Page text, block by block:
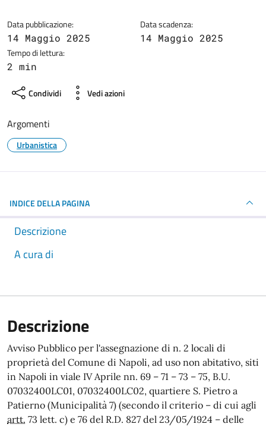
Data pubblicazione:
14 Maggio 2025
Data scadenza:
14 Maggio 2025
Tempo di lettura:
2 min
Condividi Vedi azioni
Argomenti
Urbanistica
INDICE DELLA PAGINA
Descrizione
A cura di
Descrizione
Avviso Pubblico per l'assegnazione di n. 2 locali di
proprietà del Comune di Napoli, ad uso non abitativo, siti
in Napoli in viale IV Aprile nn. 69 – 71 – 73 – 75, B.U.
07032400LC01, 07032400LC02, quartiere S. Pietro a
Patierno (Municipalità 7) (secondo il criterio – di cui agli
artt. 73 lett. c) e 76 del R.D. 827 del 23/05/1924 – delle